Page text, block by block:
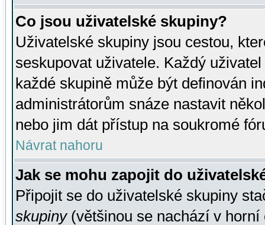
Co jsou uživatelské skupiny?
Uživatelské skupiny jsou cestou,
seskupovat uživatele. Každý
každé skupině může být definován
administrátorům snáze nastavit
nebo jim dát přístup na soukromé
Návrat nahoru
Jak se mohu zapojit do
Připojit se do uživatelské skupiny
skupiny(většinou se nachází v horní